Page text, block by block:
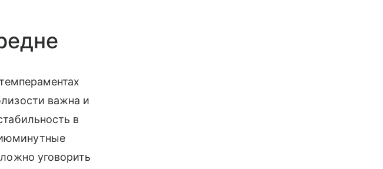
важна и
в
уговорить